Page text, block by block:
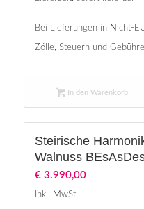
Bei Lieferungen in Nicht-
Zölle, Steuern und
In den Warenkorb
Steirische
Walnuss
€3.990,00
Inkl. MwSt.